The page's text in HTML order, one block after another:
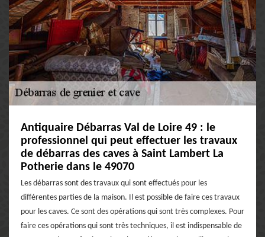
Antiquaire Débarras Val de Loire 49 : le
professionnel qui peut effectuer les travaux
de débarras des caves à Saint Lambert La
Potherie dans le 49070
Les débarras sont des travaux qui sont effectués pour les
différentes parties de la maison. Il est possible de faire ces travaux
pour les caves. Ce sont des opérations qui sont très complexes. Pour
faire ces opérations qui sont très techniques, il est indispensable de